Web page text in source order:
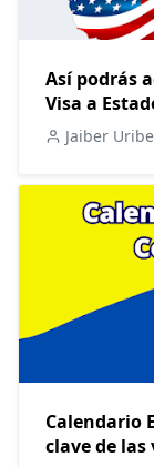
Así podrás
Visa a
Jaiber Uribe
Calendario
clave de